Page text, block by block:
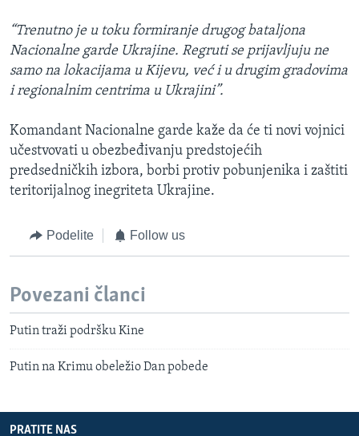
“Trenutno je u toku formiranje drugog bataljona
Nacionalne garde Ukrajine. Regruti se prijavljuju ne
samo na lokacijama u Kijevu, već i u drugim gradovima
i regionalnim centrima u Ukrajini”.
Komandant Nacionalne garde kaže da će ti novi vojnici
učestvovati u obezbeđivanju predstojećih
predsedničkih izbora, borbi protiv pobunjenika i zaštiti
teritorijalnog inegriteta Ukrajine.
Podelite Follow us
Povezani članci
Putin traži podršku Kine
Putin na Krimu obeležio Dan pobede
PRATITE NAS